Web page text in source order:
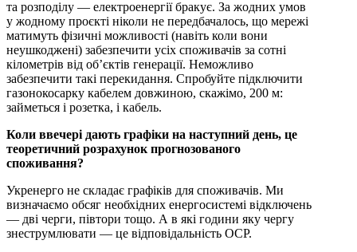
та розподілу — електроенергії бракує. За жодних умов
у жодному проєкті ніколи не передбачалось, що мережі
матимуть фізичні можливості (навіть коли вони
неушкоджені) забезпечити усіх споживачів за сотні
кілометрів від об’єктів генерації. Неможливо
забезпечити такі перекидання. Спробуйте підключити
газонокосарку кабелем довжиною, скажімо, 200 м:
займеться і розетка, і кабель.
Коли ввечері дають графіки на наступний день, це
теоретичний розрахунок прогнозованого
споживання?
Укренерго не складає графіків для споживачів. Ми
визначаємо обсяг необхідних енергосистемі відключень
— дві черги, півтори тощо. А в які години яку чергу
знеструмлювати — це відповідальність ОСР.